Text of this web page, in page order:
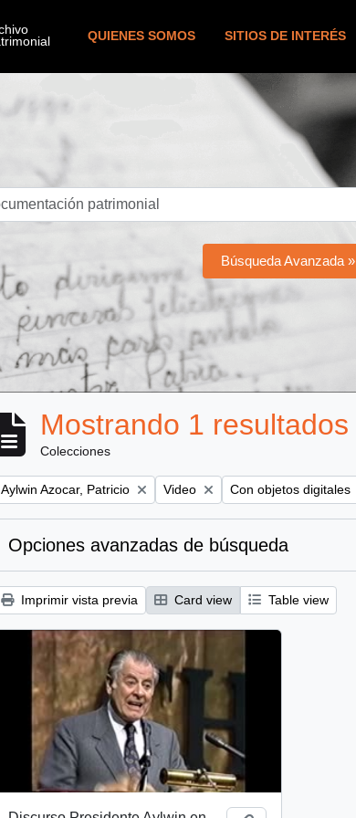
QUIENES SOMOS SITIOS DE INTERÉS
Búsqueda Avanzada »
Mostrando 1 resultados
Colecciones
Remove filter:
Aylwin Azocar, Patricio Remove filter:
Video Remove filter:
Con objetos digitales
Opciones avanzadas de búsqueda
Imprimir vista previa Card view Table view